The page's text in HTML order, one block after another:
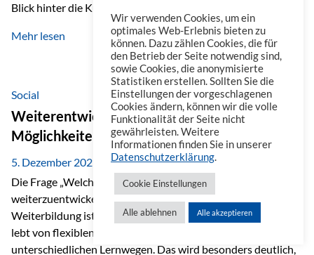
Blick hinter die Kulissen auf eine Unternehmensgruppe mit
beeindruckender Geschichte, gewachsenem Know-how und
einem stabilen Fundament. Ein starkes Netzwerk in ganz
Europa Die Vienna Insurance Group ist die führende
Versicherungsgruppe in Zentral- und Osteuropa. Mit über
50 Versicherungsgesellschaften in insgesamt 30 Ländern
verbindet sie regionale Stärke mit internationaler
Kompetenz.
Mehr lesen
Social
Weiterentwicklung im Berufsalltag: Welche
Möglichkeiten es gibt
5. Dezember 2025
Die Frage „Welche Möglichkeiten gibt es, sich
weiterzuentwickeln?“ lässt sich heute vielseitig beantworten.
Weiterbildung ist längst kein starrer Prozess mehr, sondern
lebt von flexiblen Formaten, individuellen Bedürfnissen und
unterschiedlichen Lernwegen. Das wird besonders deutlich,
Wir verwenden Cookies, um ein
optimales Web-Erlebnis bieten zu
können. Dazu zählen Cookies, die für
den Betrieb der Seite notwendig sind,
sowie Cookies, die anonymisierte
Statistiken erstellen. Sollten Sie die
Einstellungen der vorgeschlagenen
Cookies ändern, können wir die volle
Funktionalität der Seite nicht
gewährleisten. Weitere
Informationen finden Sie in unserer
Datenschutzerklärung.
Cookie Einstellungen
Alle ablehnen Alle akzeptieren